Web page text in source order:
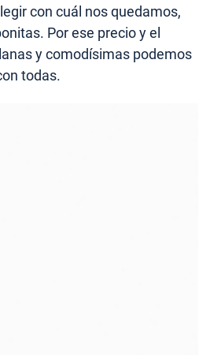
con cuál nos quedamos,
Por ese precio y el
y comodísimas podemos
todas.